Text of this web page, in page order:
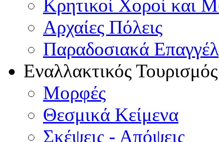
Κρητικοί Χοροί και
Αρχαίες Πόλεις
Παραδοσιακά
Εναλλακτικός Τουρισμός
Μορφές
Θεσμικά Κείμενα
Σκέψεις - Απόψεις